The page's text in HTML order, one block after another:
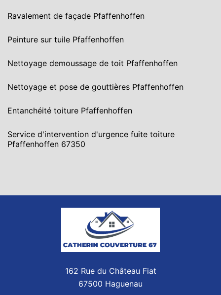
Ravalement de façade Pfaffenhoffen
Peinture sur tuile Pfaffenhoffen
Nettoyage demoussage de toit Pfaffenhoffen
Nettoyage et pose de gouttières Pfaffenhoffen
Entanchéité toiture Pfaffenhoffen
Service d'intervention d'urgence fuite toiture
Pfaffenhoffen 67350
162 Rue du Château Fiat
67500 Haguenau